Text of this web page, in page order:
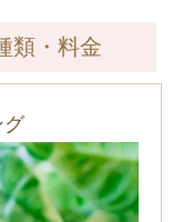
類・料金
グ